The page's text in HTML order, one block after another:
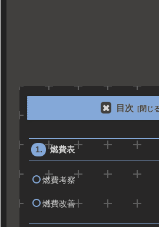
目次
燃費表
燃費考察
燃費改善